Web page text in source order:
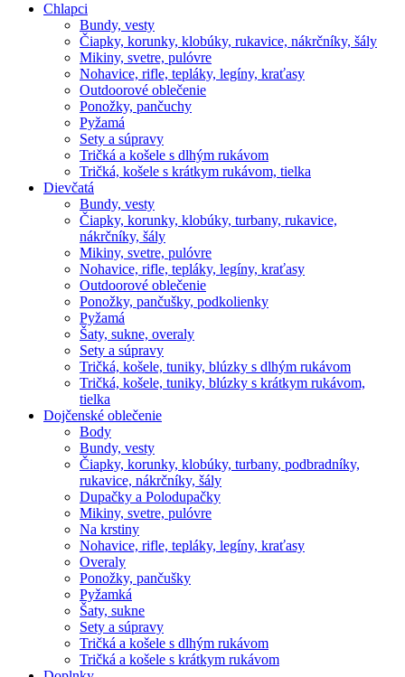
Chlapci
Bundy, vesty
Čiapky, korunky, klobúky, rukavice, nákrčníky, šály
Mikiny, svetre, pulóvre
Nohavice, rifle, tepláky, legíny, kraťasy
Outdoorové oblečenie
Ponožky, pančuchy
Pyžamá
Sety a súpravy
Tričká a košele s dlhým rukávom
Tričká, košele s krátkym rukávom, tielka
Dievčatá
Bundy, vesty
Čiapky, korunky, klobúky, turbany, rukavice,
nákrčníky, šály
Mikiny, svetre, pulóvre
Nohavice, rifle, tepláky, legíny, kraťasy
Outdoorové oblečenie
Ponožky, pančušky, podkolienky
Pyžamá
Šaty, sukne, overaly
Sety a súpravy
Tričká, košele, tuniky, blúzky s dlhým rukávom
Tričká, košele, tuniky, blúzky s krátkym rukávom,
tielka
Dojčenské oblečenie
Body
Bundy, vesty
Čiapky, korunky, klobúky, turbany, podbradníky,
rukavice, nákrčníky, šály
Dupačky a Polodupačky
Mikiny, svetre, pulóvre
Na krstiny
Nohavice, rifle, tepláky, legíny, kraťasy
Overaly
Ponožky, pančušky
Pyžamká
Šaty, sukne
Sety a súpravy
Tričká a košele s dlhým rukávom
Tričká a košele s krátkym rukávom